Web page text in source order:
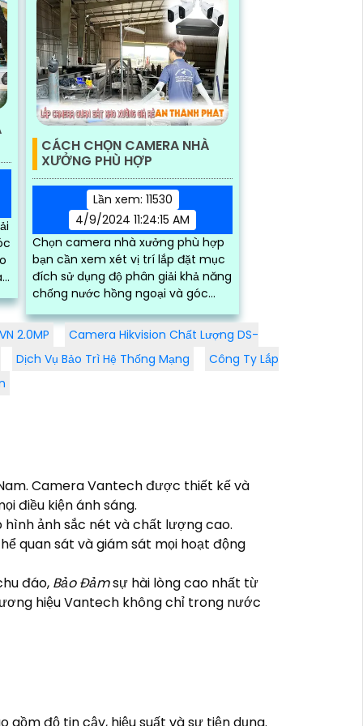
CÁCH CHỌN CAMERA NHÀ
XƯỞNG PHÙ HỢP
Lần xem: 11530
4/9/2024 11:24:15 AM
Chọn camera nhà xưởng phù hợp
bạn cần xem xét vị trí lắp đặt mục
đích sử dụng độ phân giải khả năng
chống nước hồng ngoại và góc
quay của camera nên chọn
camera có khả năng...
2.0MP
Camera Hikvision Chất Lượng DS-
Dịch Vụ Bảo Trì Hệ Thống Mạng
Công Ty Lắp
Camera Vantech được thiết kế và
điều kiện ánh sáng.
ảnh sắc nét và chất lượng cao.
quan sát và giám sát mọi hoạt động
đáo, Bảo Đảmsự hài lòng cao nhất từ
hiệu Vantech không chỉ trong nước